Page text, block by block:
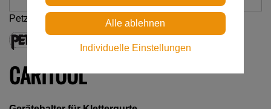
Petzl
CARITOOL
Individuelle Einstellungen